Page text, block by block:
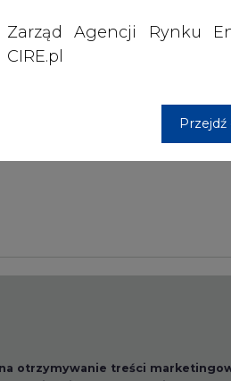
CIRE.pl
otrzymywanie treści